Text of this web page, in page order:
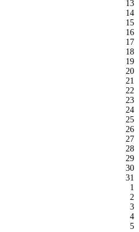
13
14
15
16
17
18
19
20
21
22
23
24
25
26
27
28
29
30
31
1
2
3
4
5